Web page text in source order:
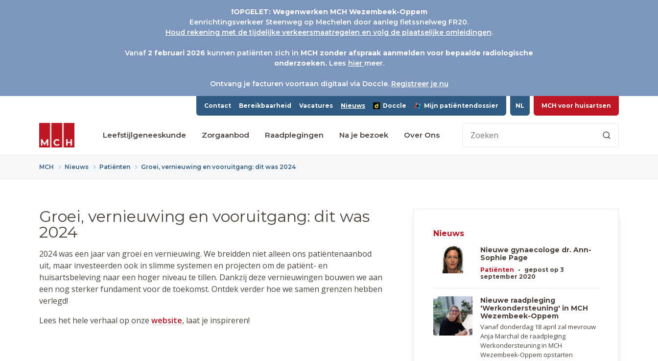
❗OPGELET: Wegenwerken MCH Wezembeek-Oppem
Eenrichtingsverkeer Steenweg op Mechelen door aanleg fietssnelweg FR20.
Houd rekening met de tijdelijke verkeersmaatregelen en volg de plaatselijke omleidingen.
Vanaf 2 februari 2026 kunnen patiënten zich in MCH zonder afspraak aanmelden voor bepaalde radiologische
onderzoeken. Lees hier meer.
Ontvang je facturen voortaan digitaal via Doccle. Registreer je nu
Contact Bereikbaarheid Vacatures Nieuws Doccle Mijn patiëntendossier NL MCH voor huisartsen
Leefstijlgeneeskunde Zorgaanbod Raadplegingen Na je bezoek Over Ons
MCH Nieuws Patiënten Groei, vernieuwing en vooruitgang: dit was 2024
Groei, vernieuwing en vooruitgang: dit was
2024
2024 was een jaar van groei en vernieuwing. We breidden niet alleen ons patiëntenaanbod
uit, maar investeerden ook in slimme systemen en projecten om de patiënt- en
huisartsbeleving naar een hoger niveau te tillen. Dankzij deze vernieuwingen bouwen we aan
een nog sterker fundament voor de toekomst. Ontdek verder hoe we samen grenzen hebben
verlegd!
Lees het hele verhaal op onze website, laat je inspireren!
Nieuws
Nieuwe gynaecologe dr. Ann-
Sophie Page
Patiënten •
gepost op 3
september 2020
Nieuwe raadpleging
'Werkondersteuning' in MCH
Wezembeek-Oppem​
Vanaf donderdag 18 april zal mevrouw
Anja Marchal de raadpleging
Werkondersteuning in MCH
Wezembeek-Oppem opstarten